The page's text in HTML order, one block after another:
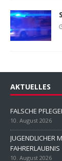
AKTUELLES
FALSCHE
10. August 2026
JUGENDLICHER
FAHRERLAUBNIS
10. August 2026